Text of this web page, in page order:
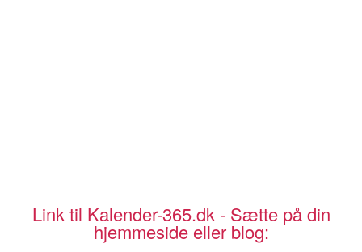
Link til Kalender-365.dk - Sætte på din
hjemmeside eller blog: